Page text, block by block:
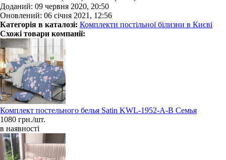
Доданий: 09 червня 2020, 20:50
Оновлений: 06 січня 2021, 12:56
Категорія в каталозі: Комплекти постільної білизни в Києві
Схожі товари компанії:
Комплект постельного белья Satin KWL-1952-A-B Семья
1080 грн./шт.
в наявності